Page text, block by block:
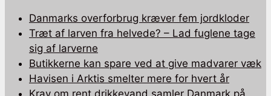
Danmarks overforbrug kræver fem jordkloder
Træt af larven fra helvede? – Lad fuglene tage
sig af larverne
Butikkerne kan spare ved at give madvarer væk
Havisen i Arktis smelter mere for hvert år
Krav om rent drikkevand samler Danmark på